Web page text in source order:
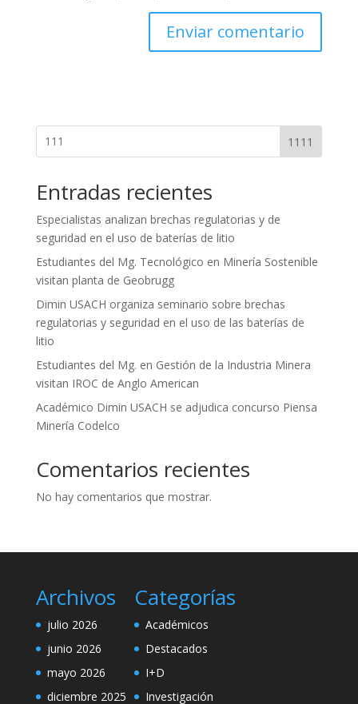
1111
Entradas recientes
Especialistas analizan brechas regulatorias y de
seguridad en el uso de baterías de litio
Estudiantes del Mg. Tecnológico en Minería Sostenible
visitan planta de Geobrugg
Dimin USACH organiza seminario sobre brechas
regulatorias y seguridad en el uso de las baterías de
litio
Estudiantes del Mg. en Gestión de la Industria Minera
visitan IROC de Anglo American
Académico Dimin USACH se adjudica concurso Piensa
Minería Codelco
Comentarios recientes
No hay comentarios que mostrar.
Archivos
julio 2026
junio 2026
mayo 2026
diciembre 2025
Categorías
Académicos
Destacados
I+D
Investigación